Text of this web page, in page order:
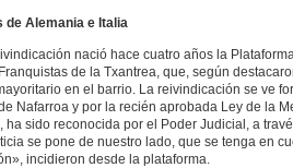
de Alemania e Italia
nació hace cuatro años la
de la Txantrea, que, según
en el barrio. La reivindicación se ve
Nafarroa y por la recién aprobada Ley de la
ha sido reconocida por el Poder Judicial, a
se pone de nuestro lado, que se tenga en
incidieron desde la plataforma.